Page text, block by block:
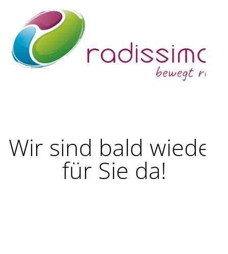
Wir sind bald wieder
für Sie da!